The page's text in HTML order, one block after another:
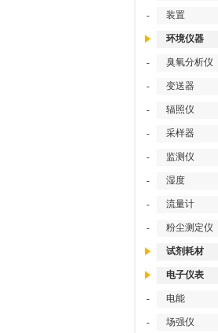
- 装置
环境仪器
- 臭氧分析仪
- 变送器
- 辐照仪
- 采样器
- 监测仪
- 湿度
- 流量计
- 粉尘测定仪
试剂耗材
电子仪表
- 电能
- 场强仪